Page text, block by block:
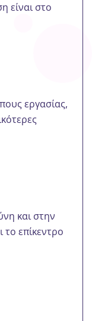
είναι στο
εργασίας,
και στην
το επίκεντρο